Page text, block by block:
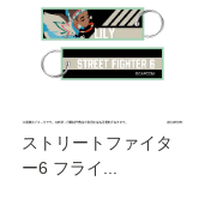
ストリートファイタ
ー6 フライ...